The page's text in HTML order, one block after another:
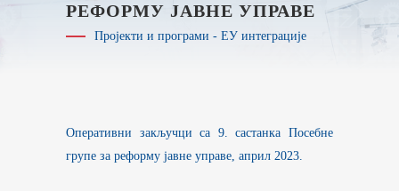
РЕФОРМУ ЈАВНЕ УПРАВЕ
Пројекти и програми - ЕУ интеграције
Оперативни закључци са 9. састанка Посебне
групе за реформу јавне управе, април 2023.